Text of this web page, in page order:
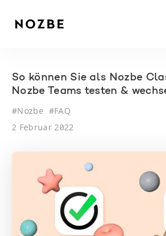
So können Sie als Nozbe
Nozbe Teams testen &
#Nozbe #FAQ
2 Februar 2022